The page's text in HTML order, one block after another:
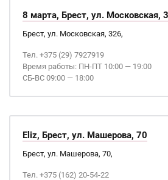
8 марта, Брест, ул. Московская,
Брест, ул. Московская, 326,
Тел. +375 (29) 7927919
Время работы: ПН-ПТ 10:00 — 19:00
СБ-ВС 09:00 — 18:00
Eliz, Брест, ул. Машерова, 70
Брест, ул. Машерова, 70,
Тел. +375 (162) 20-54-22